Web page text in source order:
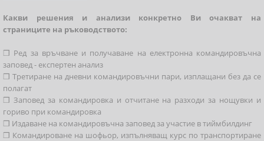
Какви решения и анализи конкретно Ви очакват на
страниците на ръководството:
❒ Ред за връчване и получаване на електронна командировъчна
заповед - експертен анализ
❒ Третиране на дневни командировъчни пари, изплащани без да се
полагат
❒ Заповед за командировка и отчитане на разходи за нощувки и
гориво при командировка
❒ Издаване на командировъчна заповед за участие в тиймбилдинг
❒ Командироване на шофьор, изпълняващ курс по транспортиране